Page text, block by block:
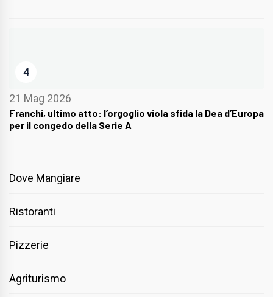
4
21 Mag 2026
Franchi, ultimo atto: l’orgoglio viola sfida la Dea d’Europa
per il congedo della Serie A
Dove Mangiare
Ristoranti
Pizzerie
Agriturismo